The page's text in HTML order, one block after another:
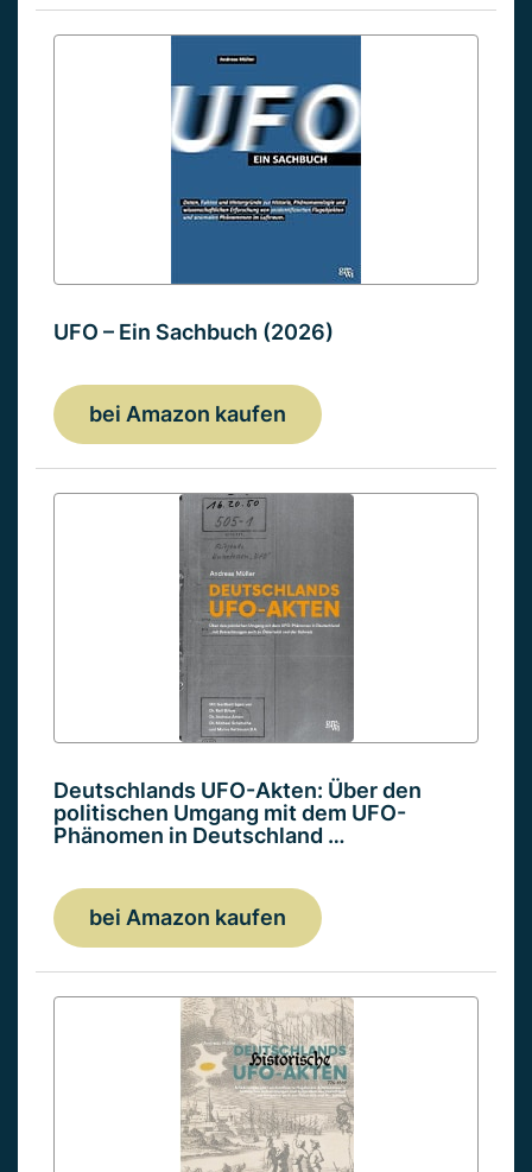
UFO – Ein Sachbuch (2026)
bei Amazon kaufen
Deutschlands UFO-Akten: Über den
politischen Umgang mit dem UFO-
Phänomen in Deutschland …
bei Amazon kaufen